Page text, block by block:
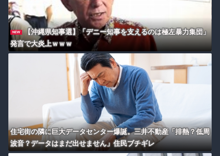
NEW
【沖縄県知事選】「デニー知事を支えるのは極左暴力集団」
発言で大炎上ｗｗｗ
住宅街の隣に巨大データセンター爆誕。三井不動産「排熱？低周
波音？データはまだ出せません」住民ブチギレ